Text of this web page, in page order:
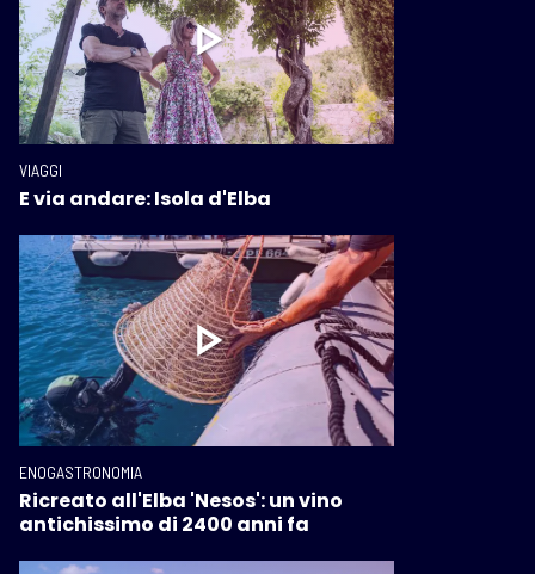
VIAGGI
E via andare: Isola d'Elba
ENOGASTRONOMIA
Ricreato all'Elba 'Nesos': un vino
antichissimo di 2400 anni fa